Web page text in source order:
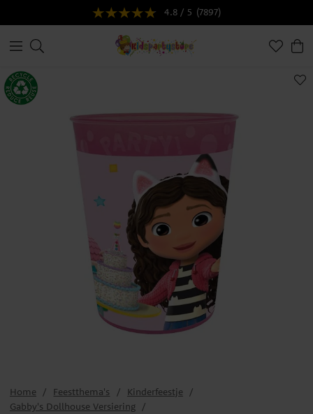
4.8 / 5 (7897)
Home Feestthema's
Kinderfeestje
Gabby's Dollhouse Versiering